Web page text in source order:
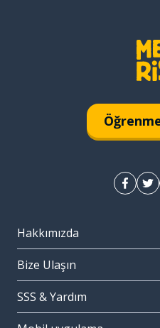
Hakkımızda
Bize Ulaşın
SSS & Yardım